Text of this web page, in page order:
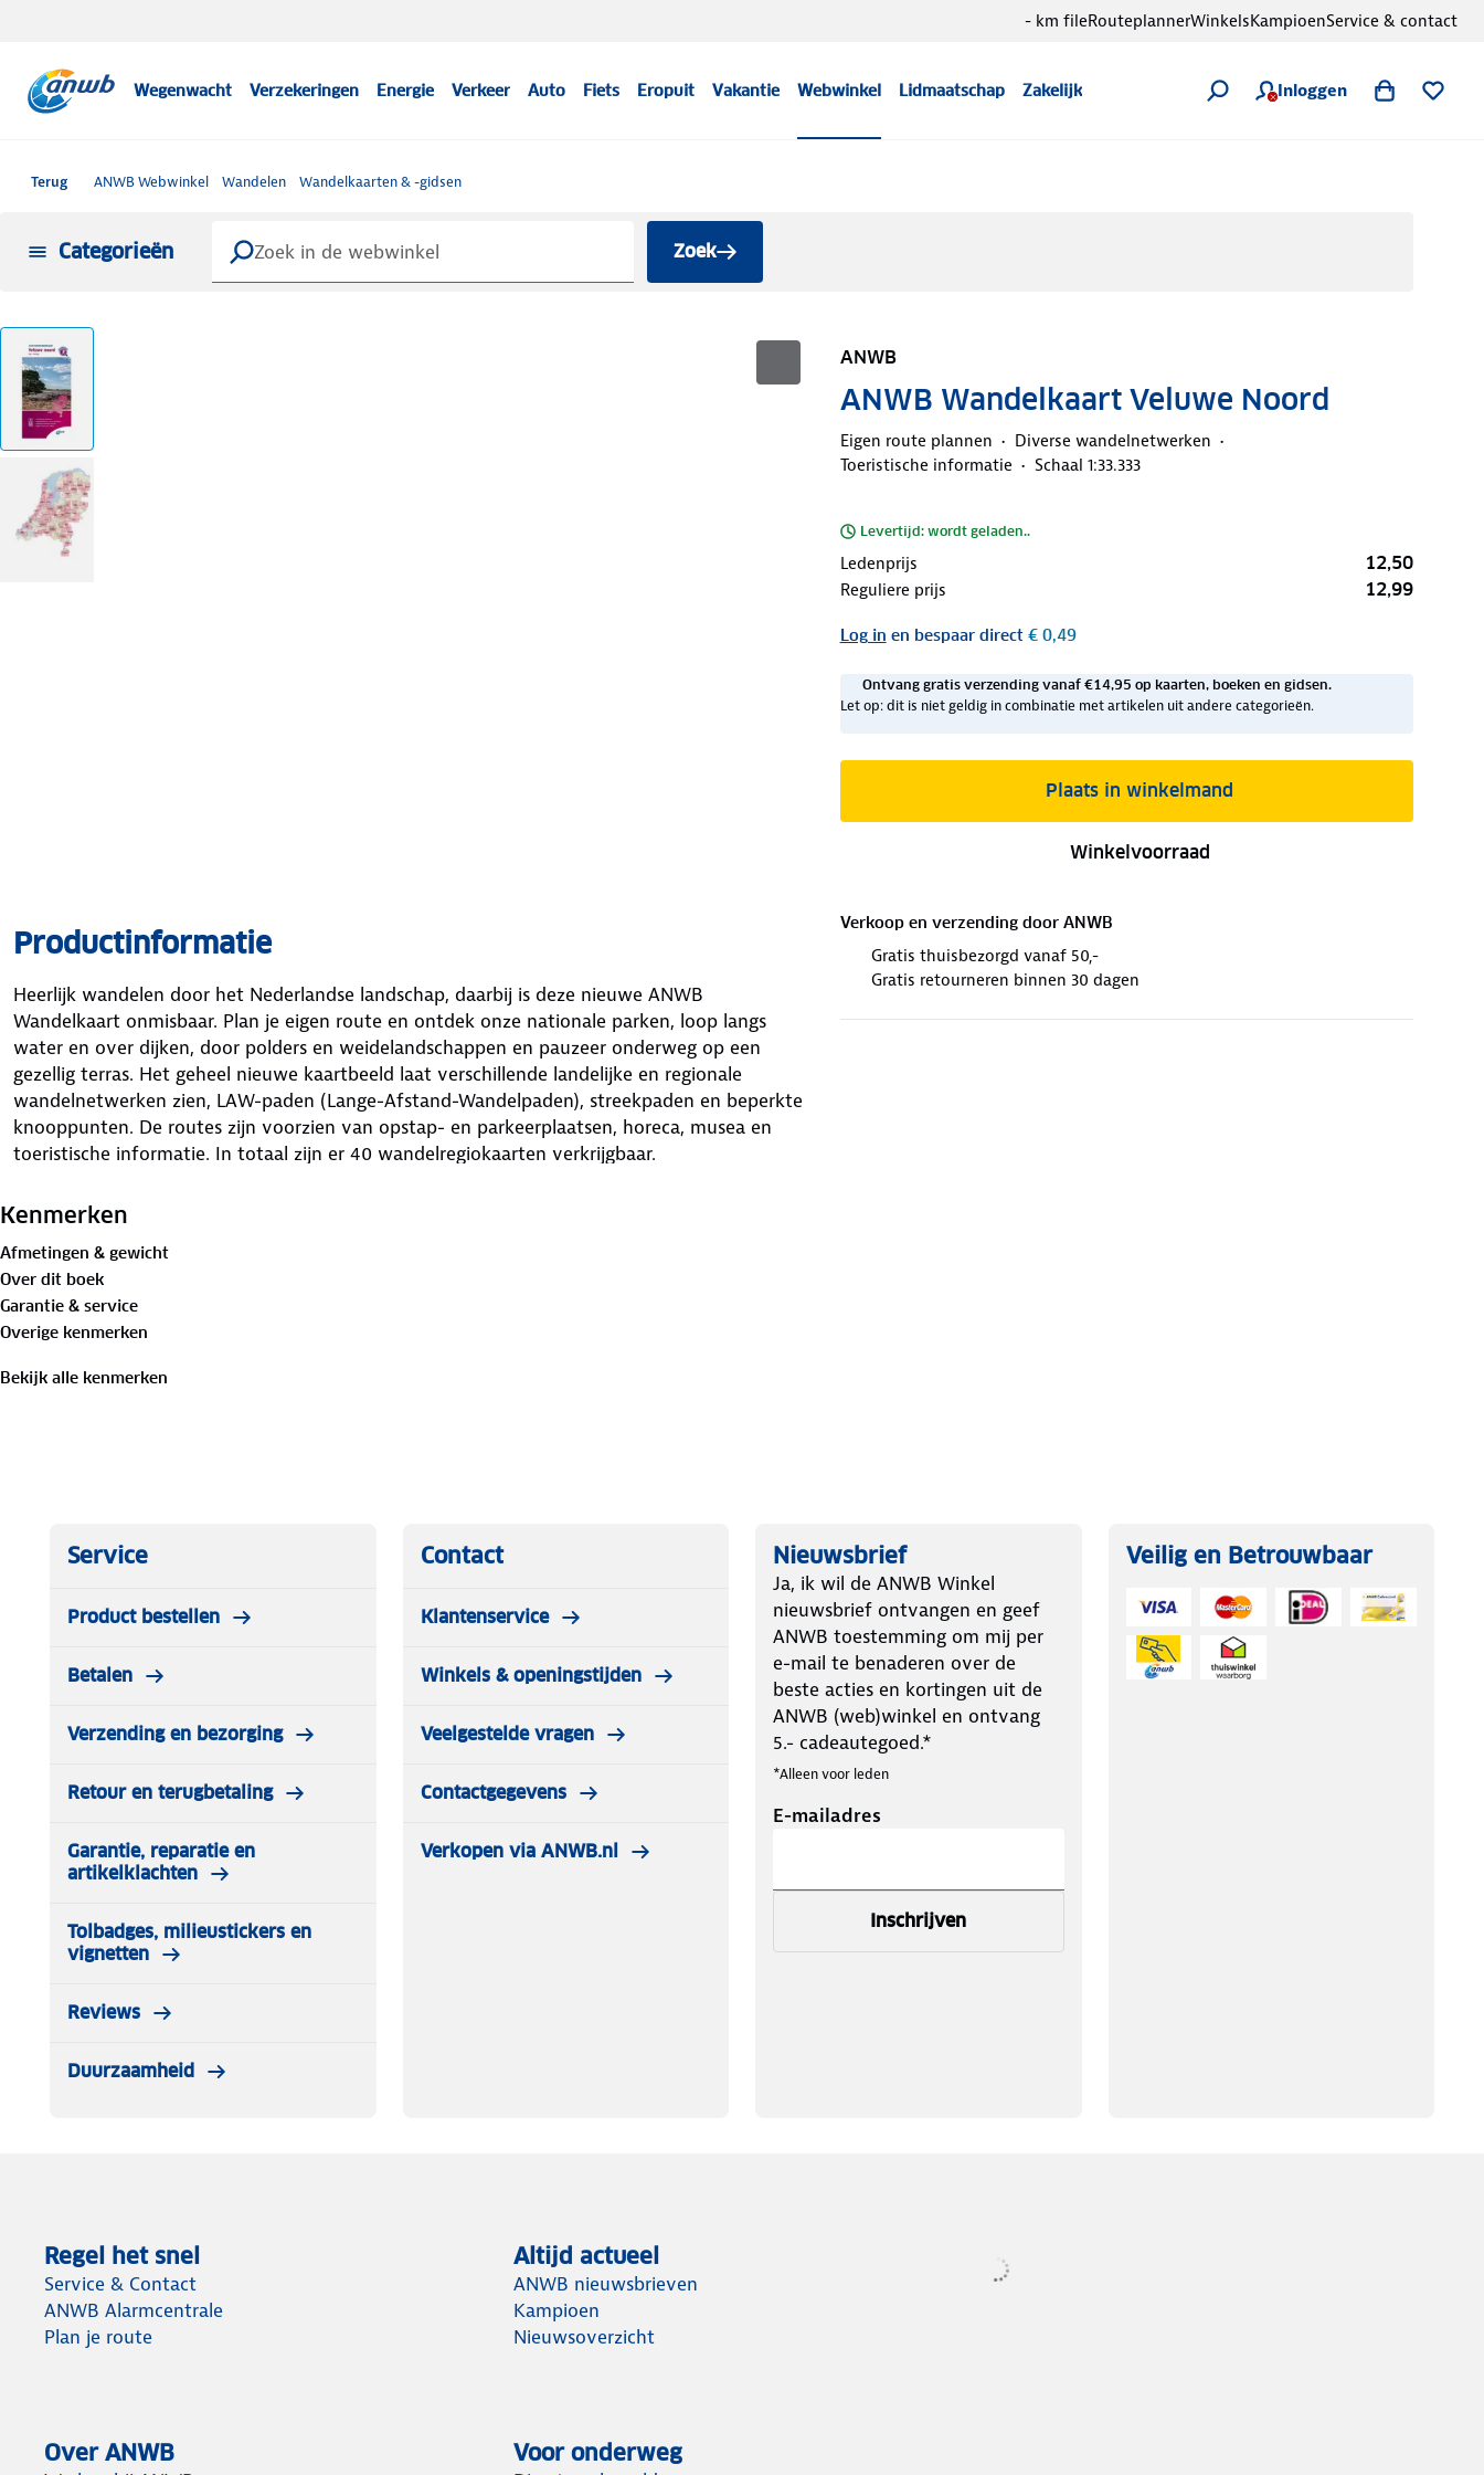
Wegenwacht Verzekeringen Energie Verkeer Auto Fiets Eropuit Vakantie Webwinkel Lidmaatschap Zakelijk Inloggen
- km fileRouteplannerWinkelsKampioenService & contact
Terug ANWB Webwinkel Wandelen Wandelkaarten & -gidsen
Categorieën Zoek
ANWB
ANWB Wandelkaart Veluwe Noord
Eigen route plannen
Diverse wandelnetwerken
Toeristische informatie
Schaal 1:33.333
Levertijd: wordt geladen..
Ledenprijs 12,50
Reguliere prijs 12,99
Log in en bespaar direct€ 0,49
Ontvang gratis verzending vanaf €14,95 op kaarten, boeken en gidsen.
Let op: dit is niet geldig in combinatie met artikelen uit andere categorieën.
Plaats in winkelmand
Winkelvoorraad
Verkoop en verzending door ANWB
Gratis thuisbezorgd vanaf 50,-
Gratis retourneren binnen 30 dagen
Productinformatie
Heerlijk wandelen door het Nederlandse landschap, daarbij is deze nieuwe ANWB
Wandelkaart onmisbaar. Plan je eigen route en ontdek onze nationale parken, loop langs
water en over dijken, door polders en weidelandschappen en pauzeer onderweg op een
gezellig terras. Het geheel nieuwe kaartbeeld laat verschillende landelijke en regionale
wandelnetwerken zien, LAW-paden (Lange-Afstand-Wandelpaden), streekpaden en beperkte
knooppunten. De routes zijn voorzien van opstap- en parkeerplaatsen, horeca, musea en
toeristische informatie. In totaal zijn er 40 wandelregiokaarten verkrijgbaar.
Kenmerken
Afmetingen & gewicht
Over dit boek
Garantie & service
Overige kenmerken
Bekijk alle kenmerken
Service
Product bestellen
Betalen
Verzending en bezorging
Retour en terugbetaling
Garantie, reparatie en
artikelklachten
Tolbadges, milieustickers en
vignetten
Reviews
Duurzaamheid
Contact
Klantenservice
Winkels & openingstijden
Veelgestelde vragen
Contactgegevens
Verkopen via ANWB.nl
Nieuwsbrief
Ja, ik wil de ANWB Winkel
nieuwsbrief ontvangen en geef
ANWB toestemming om mij per
e-mail te benaderen over de
beste acties en kortingen uit de
ANWB (web)winkel en ontvang
5.- cadeautegoed.*
*Alleen voor leden
E-mailadres
Inschrijven
Veilig en Betrouwbaar
Regel het snel
Service & Contact
ANWB Alarmcentrale
Plan je route
Altijd actueel
ANWB nieuwsbrieven
Kampioen
Nieuwsoverzicht
Over ANWB Voor onderweg